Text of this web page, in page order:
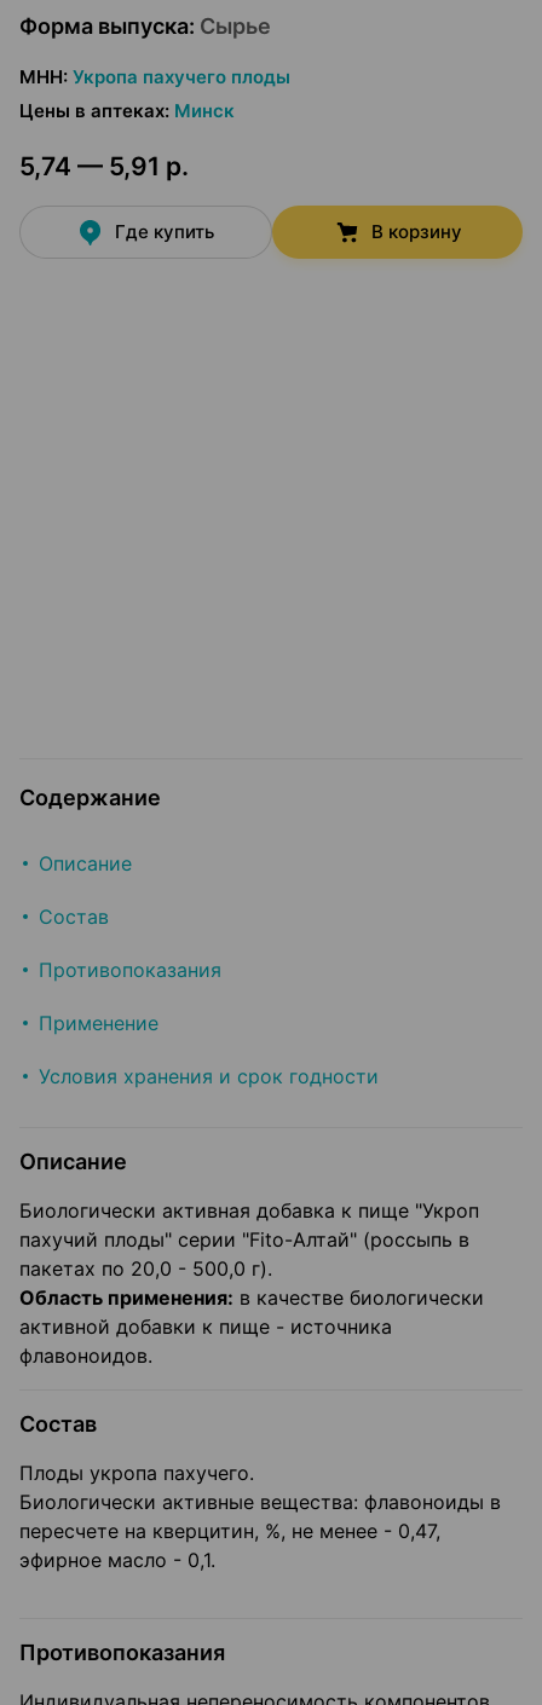
Форма выпуска: Сырье
МНН: Укропа пахучего плоды
Цены в аптеках: Минск
5,74 — 5,91 р.
Где купить В корзину
Содержание
Описание
Состав
Противопоказания
Применение
Условия хранения и срок годности
Описание
Биологически активная добавка к пище "Укроп
пахучий плоды" серии "Fito-Алтай" (россыпь в
пакетах по 20,0 - 500,0 г).
Область применения: в качестве биологически
активной добавки к пище - источника
флавоноидов.
Состав
Плоды укропа пахучего.
Биологически активные вещества: флавоноиды в
пересчете на кверцитин, %, не менее - 0,47,
эфирное масло - 0,1.
Противопоказания